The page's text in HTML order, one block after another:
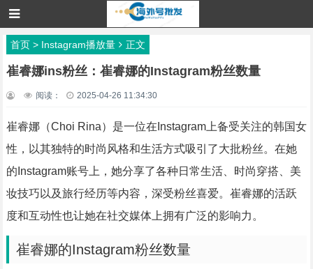
首页> Instagram播放量 正文
崔睿娜ins粉丝：崔睿娜的Instagram粉丝数量
阅读： 2025-04-26 11:34:30
崔睿娜（Choi Rina）是一位在Instagram上备受关注的韩国女
性，以其独特的时尚风格和生活方式吸引了大批粉丝。在她
的Instagram账号上，她分享了各种日常生活、时尚穿搭、美
妆技巧以及旅行经历等内容，深受粉丝喜爱。崔睿娜的活跃
度和互动性也让她在社交媒体上拥有广泛的影响力。
崔睿娜的Instagram粉丝数量